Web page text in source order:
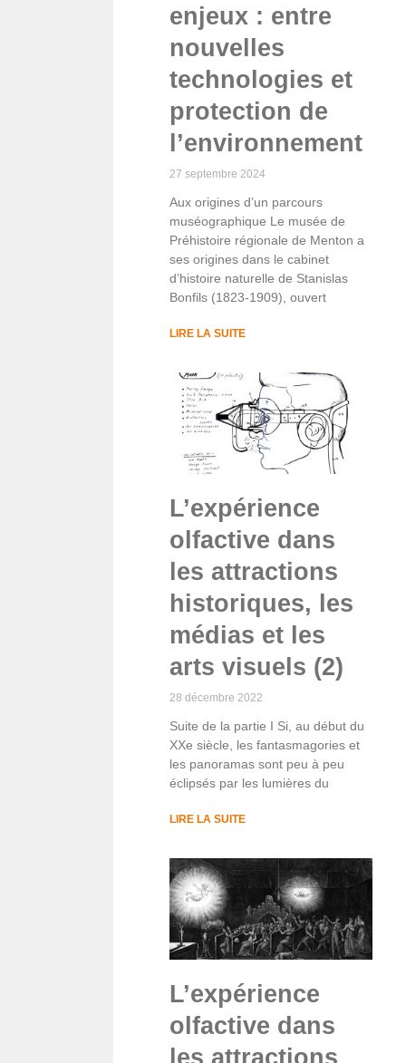
enjeux : entre
nouvelles
technologies et
protection de
l’environnement
27 septembre 2024
Aux origines d’un parcours
muséographique Le musée de
Préhistoire régionale de Menton a
ses origines dans le cabinet
d’histoire naturelle de Stanislas
Bonfils (1823-1909), ouvert
LIRE LA SUITE
L’expérience
olfactive dans
les attractions
historiques, les
médias et les
arts visuels (2)
28 décembre 2022
Suite de la partie I Si, au début du
XXe siècle, les fantasmagories et
les panoramas sont peu à peu
éclipsés par les lumières du
LIRE LA SUITE
L’expérience
olfactive dans